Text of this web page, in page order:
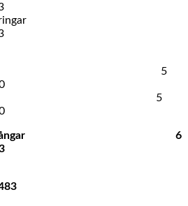
fordringar
bank 5
och bank 5
6